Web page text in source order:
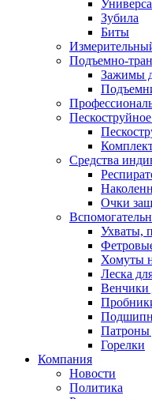
Зубила
Биты
Подъемно-
Зажимы
Средства
Очки
Ухваты,
Хомуты
Леска
Венчики
Патроны
Горелки
Компания
Новости
Политика